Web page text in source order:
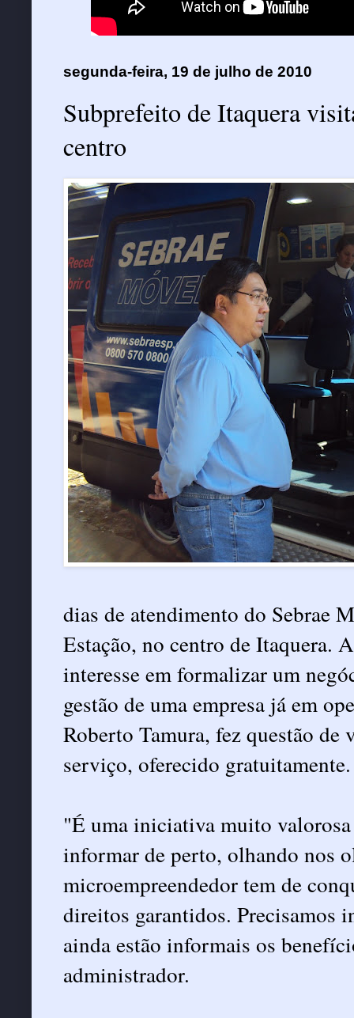
segunda-feira, 19 de julho de 2010
Subprefeito de Itaquera
centro
dias de atendimento do Sebrae
Estação, no centro de Itaquera.
interesse em formalizar um
gestão de uma empresa já em
Roberto Tamura, fez questão de
serviço, oferecido gratuitamente.
"É uma iniciativa muito
informar de perto, olhando nos
microempreendedor tem de
direitos garantidos. Precisamos
ainda estão informais os
administrador.